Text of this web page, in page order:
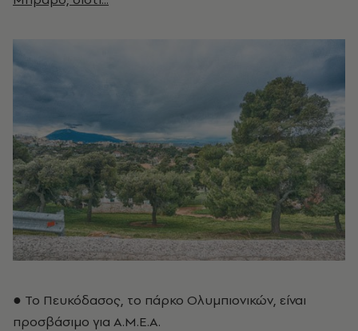
● Το Πευκόδασος, το πάρκο Ολυμπιονικών, είναι
προσβάσιμο για Α.Μ.Ε.Α.